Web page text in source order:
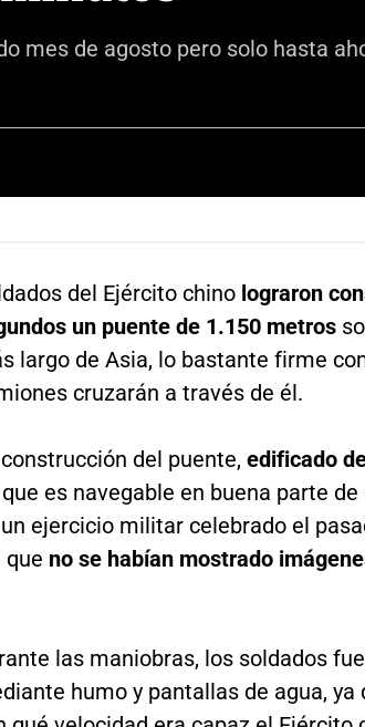
mes de agosto pero solo hasta
del Ejército chino lograron
un puente de 1.150 metros
largo de Asia, lo bastante firme
cruzarán a través de él.
del puente, edificado
es navegable en buena parte
ejercicio militar celebrado el
que no se habían mostrado
las maniobras, los soldados
humo y pantallas de agua,